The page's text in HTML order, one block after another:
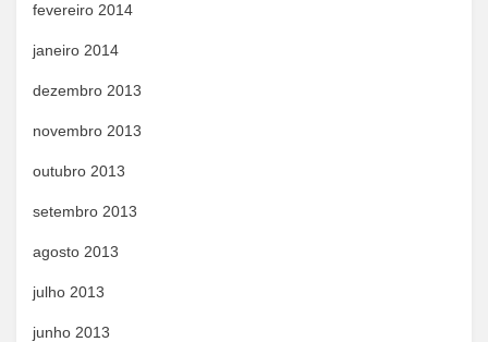
fevereiro 2014
janeiro 2014
dezembro 2013
novembro 2013
outubro 2013
setembro 2013
agosto 2013
julho 2013
junho 2013